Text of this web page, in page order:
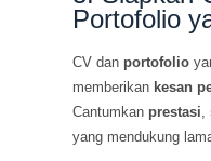
Portofolio
CV dan portofolio
memberikan kesan
Cantumkan prestasi,
yang mendukung